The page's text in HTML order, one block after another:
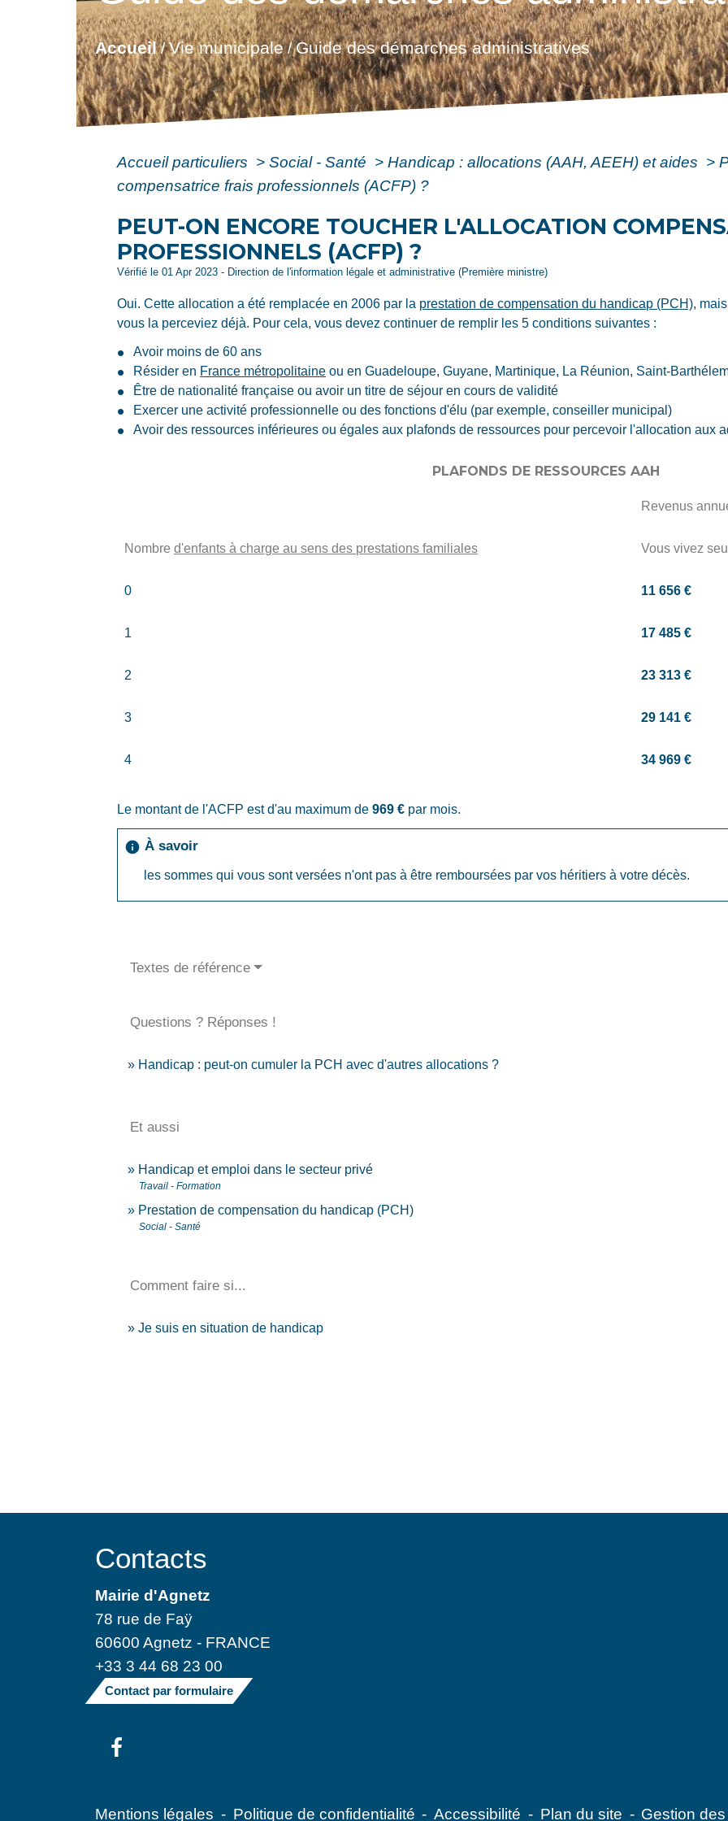
Accueil/Vie municipale/Guide des démarches administratives
Accueil particuliers > Social - Santé > Handicap : allocations (AAH, AEEH) et aides >
compensatrice frais professionnels (ACFP) ?
PEUT-ON ENCORE TOUCHER L'ALLOCATION
PROFESSIONNELS (ACFP) ?
Vérifié le 01 Apr 2023 - Direction de l'information légale et administrative (Première ministre)
Oui. Cette allocation a été remplacée en 2006 par la prestation de compensation du handicap (PCH),
vous la perceviez déjà. Pour cela, vous devez continuer de remplir les 5 conditions suivantes :
Avoir moins de 60 ans
Résider en France métropolitaine ou en Guadeloupe, Guyane, Martinique, La Réunion, Saint-
Être de nationalité française ou avoir un titre de séjour en cours de validité
Exercer une activité professionnelle ou des fonctions d'élu (par exemple, conseiller municipal)
Avoir des ressources inférieures ou égales aux plafonds de ressources pour percevoir l'allocation aux
PLAFONDS DE RESSOURCES AAH
Revenus
Nombred'enfants à charge au sens des prestations familiales Vous vivez seul
0 11 656 €
1 17 485 €
2 23 313 €
3 29 141 €
4 34 969 €
Le montant de l'ACFP est d'au maximum de969 € par mois.
info À savoir
les sommes qui vous sont versées n'ont pas à être remboursées par vos héritiers à votre décès.
Textes de référence
Questions ? Réponses !
Handicap : peut-on cumuler la PCH avec d'autres allocations ?
Et aussi
Handicap et emploi dans le secteur privé
Travail - Formation
Prestation de compensation du handicap (PCH)
Social - Santé
Comment faire si...
Je suis en situation de handicap
Contacts
Mairie d'Agnetz
78 rue de Faÿ
60600 Agnetz - FRANCE
+33 3 44 68 23 00
Contact par formulaire
Mentions légales - Politique de confidentialité - Accessibilité - Plan du site - Gestion